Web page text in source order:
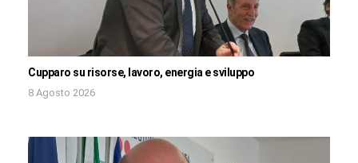
Cupparo su risorse, lavoro, energia e sviluppo
8 Agosto 2026